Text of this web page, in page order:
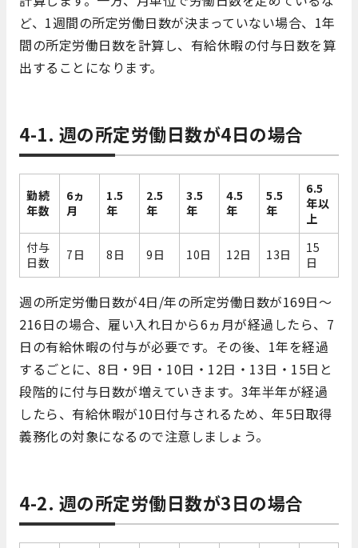
ど、1週間の所定労働日数が決まっていない場合、1年
間の所定労働日数を計算し、有給休暇の付与日数を算
出することになります。
4-1. 週の所定労働日数が4日の場合
勤続
年数
6ヵ
月
1.5
年
2.5
年
3.5
年
4.5
年
5.5
年
6.5
年以
上
付与
日数
7日 8日 9日 10日 12日 13日
15
日
週の所定労働日数が4日/年の所定労働日数が169日～
216日の場合、雇い入れ日から6ヵ月が経過したら、7
日の有給休暇の付与が必要です。その後、1年を経過
するごとに、8日・9日・10日・12日・13日・15日と
段階的に付与日数が増えていきます。3年半年が経過
したら、有給休暇が10日付与されるため、年5日取得
義務化の対象になるので注意しましょう。
4-2. 週の所定労働日数が3日の場合